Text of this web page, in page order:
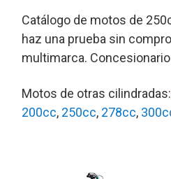
Catálogo de motos de
haz una prueba sin
multimarca.
Motos de otras cilindradas:
200cc, 250cc, 278cc,